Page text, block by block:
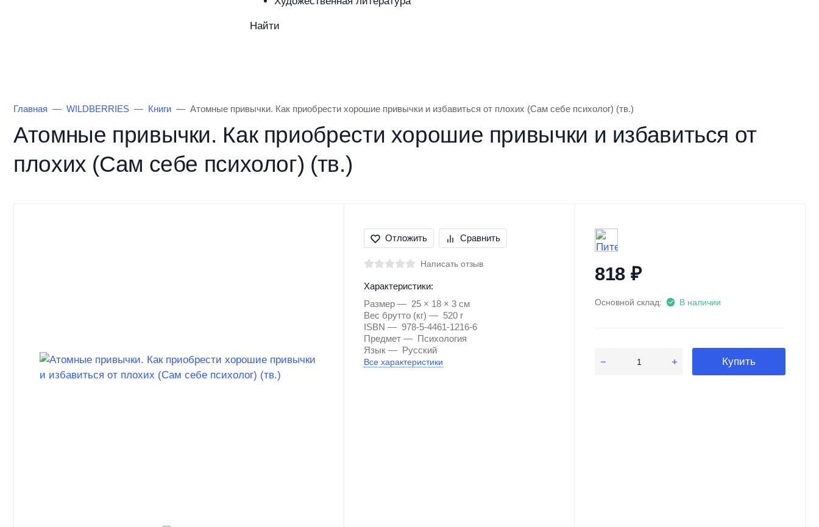
Найти
Главная WILDBERRIES Книги Атомные привычки. Как приобрести хорошие привычки и избавиться от плохих (Сам себе психолог) (тв.)
Атомные привычки. Как приобрести хорошие привычки и избавиться от
плохих (Сам себе психолог) (тв.)
Отложить Сравнить
Написать отзыв
Характеристики:
Размер
25 × 18 × 3 см
Вес брутто (кг)
520 г
ISBN
978-5-4461-1216-6
Предмет
Психология
Язык
Русский
Все характеристики
818 ₽
Основной склад: В наличии
Купить